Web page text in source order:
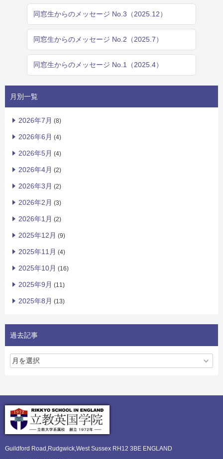
同窓生からのメッセージ No.3（2025.12）
同窓生からのメッセージ No.2（2025.7）
同窓生からのメッセージ No.1（2025.4）
月別一覧
2026年7月 (8)
2026年6月 (4)
2026年5月 (4)
2026年4月 (2)
2026年3月 (2)
2026年2月 (3)
2026年1月 (2)
2025年12月 (9)
2025年11月 (4)
2025年10月 (16)
2025年9月 (11)
2025年8月 (13)
過去記事
Guildford Road,Rudgwick,West Sussex RH12 3BE ENGLAND